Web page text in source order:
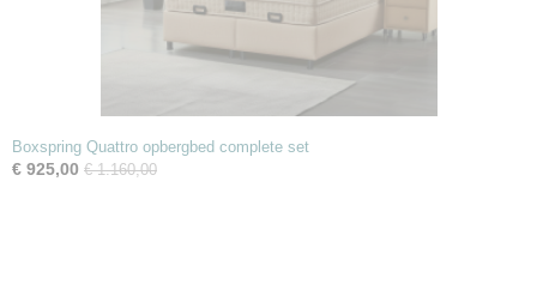
Boxspring Quattro opbergbed complete set
€ 925,00 € 1.160,00